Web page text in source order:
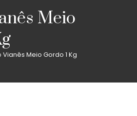
Meio
Vianês Meio Gordo 1 Kg